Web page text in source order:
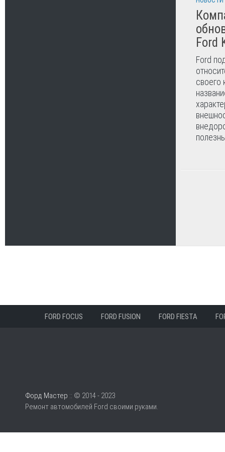
Ford
Ford
своего
FORD FOCUS FORD FUSION FORD FIESTA
Форд Мастер :: © 2014 - 2023
Ремонт автомобилей Ford своими руками.